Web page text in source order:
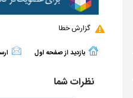
گزارش خطا
بازدید از صفحه اول
نظرات شما